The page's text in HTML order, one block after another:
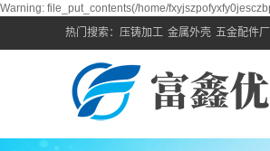
Warning: file_put_contents(/home/
热门搜索： 压铸加工 金属外壳 五金配件